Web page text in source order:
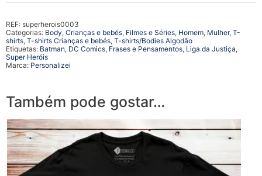
REF: superherois0003
Categorias: Body, Crianças e bebés, Filmes e Séries, Homem, Mulher, T-
shirts, T-shirts Crianças e bebés, T-shirts/Bodies Algodão
Etiquetas: Batman, DC Comics, Frases e Pensamentos, Liga da Justiça,
Super Heróis
Marca: Personalizei
Também pode gostar…